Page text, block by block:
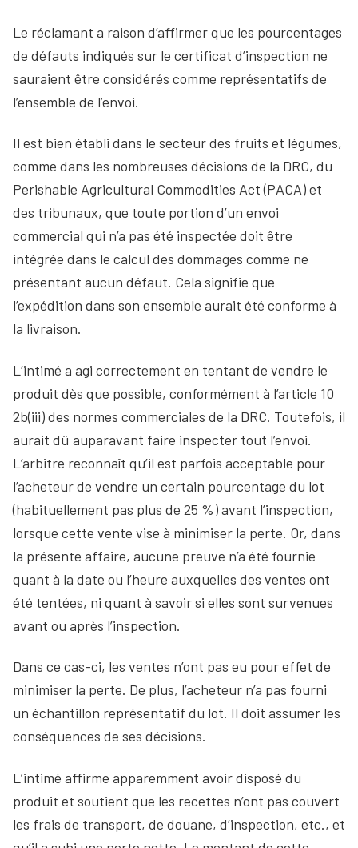
Le réclamant a raison d’affirmer que les pourcentages
de défauts indiqués sur le certificat d’inspection ne
sauraient être considérés comme représentatifs de
l’ensemble de l’envoi.
Il est bien établi dans le secteur des fruits et légumes,
comme dans les nombreuses décisions de la DRC, du
Perishable Agricultural Commodities Act (PACA) et
des tribunaux, que toute portion d’un envoi
commercial qui n’a pas été inspectée doit être
intégrée dans le calcul des dommages comme ne
présentant aucun défaut. Cela signifie que
l’expédition dans son ensemble aurait été conforme à
la livraison.
L’intimé a agi correctement en tentant de vendre le
produit dès que possible, conformément à l’article 10
2b(iii) des normes commerciales de la DRC. Toutefois, il
aurait dû auparavant faire inspecter tout l’envoi.
L’arbitre reconnaît qu’il est parfois acceptable pour
l’acheteur de vendre un certain pourcentage du lot
(habituellement pas plus de 25 %) avant l’inspection,
lorsque cette vente vise à minimiser la perte. Or, dans
la présente affaire, aucune preuve n’a été fournie
quant à la date ou l’heure auxquelles des ventes ont
été tentées, ni quant à savoir si elles sont survenues
avant ou après l’inspection.
Dans ce cas-ci, les ventes n’ont pas eu pour effet de
minimiser la perte. De plus, l’acheteur n’a pas fourni
un échantillon représentatif du lot. Il doit assumer les
conséquences de ses décisions.
L’intimé affirme apparemment avoir disposé du
produit et soutient que les recettes n’ont pas couvert
les frais de transport, de douane, d’inspection, etc., et